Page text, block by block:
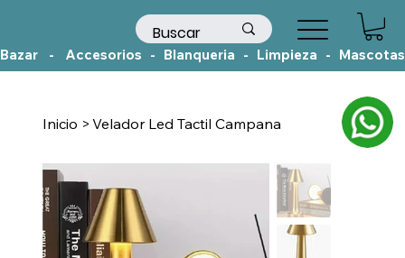
Bazar    -    Accesorios   -   Blanqueria   -   Limpieza   -
Inicio > Velador Led Tactil Campana